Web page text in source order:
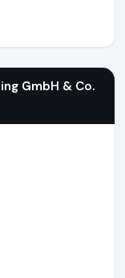
GmbH & Co.